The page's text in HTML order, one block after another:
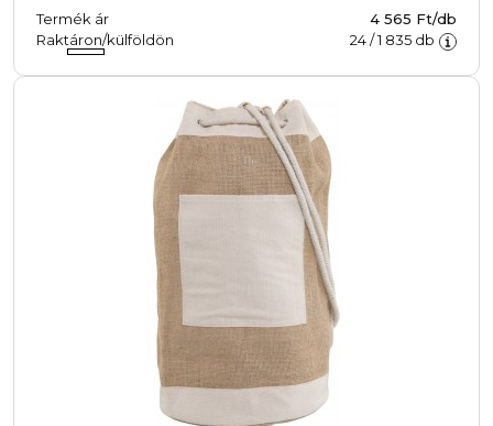
Termék ár
4 565 Ft/db
Raktáron/külföldön
24/1 835 db